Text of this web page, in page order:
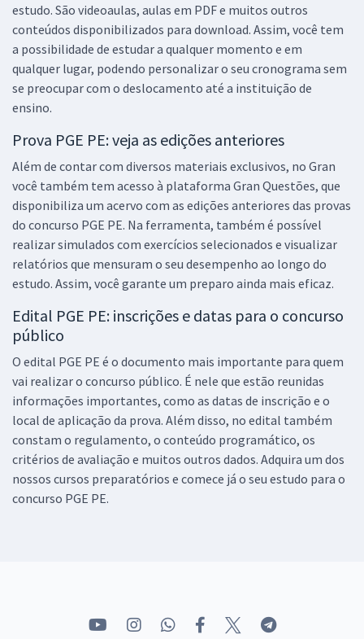
estudo. São videoaulas, aulas em PDF e muitos outros
conteúdos disponibilizados para download. Assim, você tem
a possibilidade de estudar a qualquer momento e em
qualquer lugar, podendo personalizar o seu cronograma sem
se preocupar com o deslocamento até a instituição de
ensino.
Prova PGE PE: veja as edições anteriores
Além de contar com diversos materiais exclusivos, no Gran
você também tem acesso à plataforma Gran Questões, que
disponibiliza um acervo com as edições anteriores das provas
do concurso PGE PE. Na ferramenta, também é possível
realizar simulados com exercícios selecionados e visualizar
relatórios que mensuram o seu desempenho ao longo do
estudo. Assim, você garante um preparo ainda mais eficaz.
Edital PGE PE: inscrições e datas para o concurso
público
O edital PGE PE é o documento mais importante para quem
vai realizar o concurso público. É nele que estão reunidas
informações importantes, como as datas de inscrição e o
local de aplicação da prova. Além disso, no edital também
constam o regulamento, o conteúdo programático, os
critérios de avaliação e muitos outros dados. Adquira um dos
nossos cursos preparatórios e comece já o seu estudo para o
concurso PGE PE.